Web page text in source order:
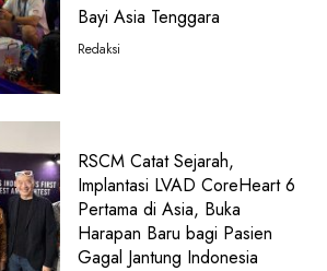
Bayi Asia Tenggara
Redaksi
RSCM Catat Sejarah,
Implantasi LVAD CoreHeart 6
Pertama di Asia, Buka
Harapan Baru bagi Pasien
Gagal Jantung Indonesia